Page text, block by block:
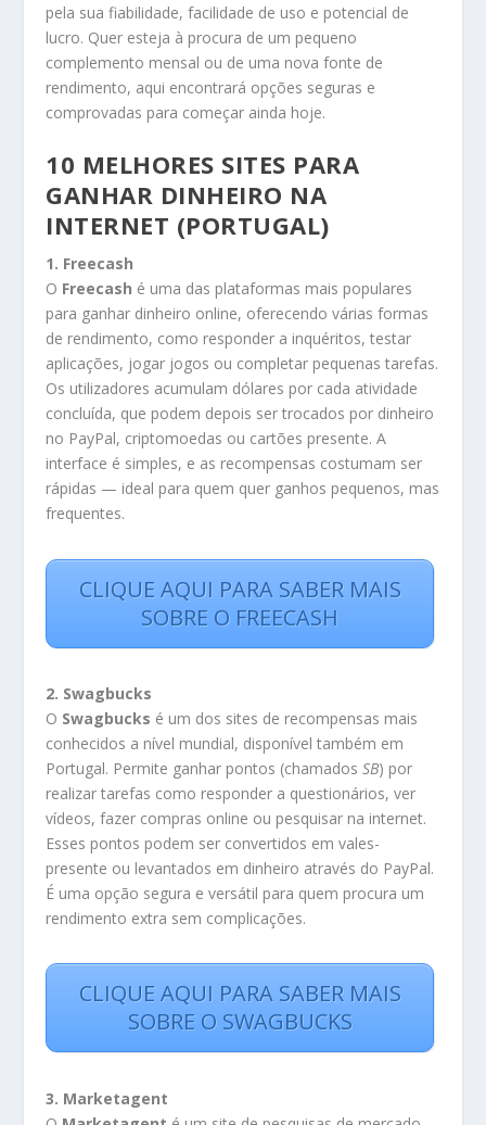
pela sua fiabilidade, facilidade de uso e potencial de
lucro. Quer esteja à procura de um pequeno
complemento mensal ou de uma nova fonte de
rendimento, aqui encontrará opções seguras e
comprovadas para começar ainda hoje.
10 MELHORES SITES PARA
GANHAR DINHEIRO NA
INTERNET (PORTUGAL)
1. Freecash
O Freecash é uma das plataformas mais populares
para ganhar dinheiro online, oferecendo várias formas
de rendimento, como responder a inquéritos, testar
aplicações, jogar jogos ou completar pequenas tarefas.
Os utilizadores acumulam dólares por cada atividade
concluída, que podem depois ser trocados por dinheiro
no PayPal, criptomoedas ou cartões presente. A
interface é simples, e as recompensas costumam ser
rápidas — ideal para quem quer ganhos pequenos, mas
frequentes.
CLIQUE AQUI PARA SABER MAIS
SOBRE O FREECASH
2. Swagbucks
O Swagbucks é um dos sites de recompensas mais
conhecidos a nível mundial, disponível também em
Portugal. Permite ganhar pontos (chamadosSB) por
realizar tarefas como responder a questionários, ver
vídeos, fazer compras online ou pesquisar na internet.
Esses pontos podem ser convertidos em vales-
presente ou levantados em dinheiro através do PayPal.
É uma opção segura e versátil para quem procura um
rendimento extra sem complicações.
CLIQUE AQUI PARA SABER MAIS
SOBRE O SWAGBUCKS
3. Marketagent